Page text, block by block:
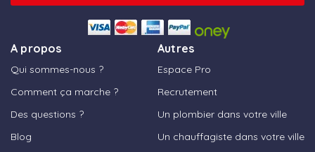
A propos
Qui sommes-nous ?
Comment ça marche ?
Des questions ?
Blog
Autres
Espace Pro
Recrutement
Un plombier dans votre ville
Un chauffagiste dans votre ville